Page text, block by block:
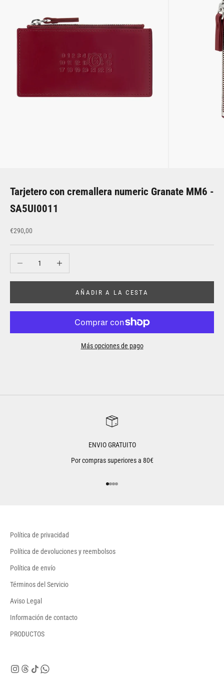
Tarjetero con cremallera numeric Granate MM6 -
SA5UI0011
Precio de oferta
€290,00
AÑADIR A LA CESTA
Más opciones de pago
ENVIO GRATUITO
Por compras superiores a 80€
Ir al artículo 1
Ir al artículo 2
Ir al artículo 3
Ir al artículo 4
Política de privacidad
Política de devoluciones y reembolsos
Política de envío
Términos del Servicio
Aviso Legal
Información de contacto
PRODUCTOS